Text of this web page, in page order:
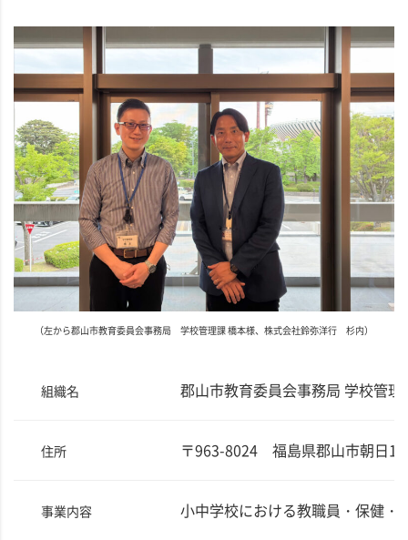
（左から郡山市教育委員会事務局 学校管理課 橋本様、株式会社鈴弥洋行 杉内）
組織名 郡山市教育委員会事務局 学校管理
住所 〒963-8024 福島県郡山市朝日1
事業内容 小中学校における教職員・保健・